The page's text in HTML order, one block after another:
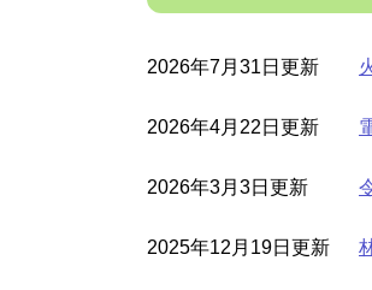
2026年7月31日更新
2026年4月22日更新
2026年3月3日更新
2025年12月19日更新